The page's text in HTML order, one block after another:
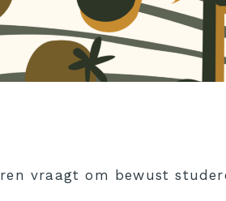
vraagt om bewust